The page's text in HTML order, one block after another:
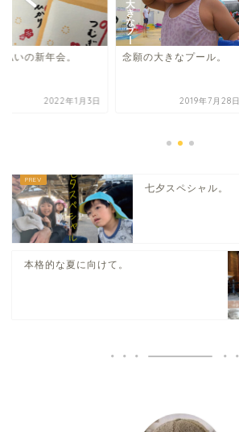
払いの新年会。
2022年1月3日
念願の大きなプール。
2019年7月28日
七夕スペシャル。
本格的な夏に向けて。